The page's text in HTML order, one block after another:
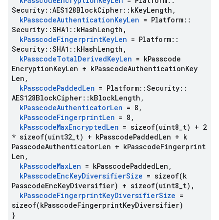
Security::AES128BlockCipher:: kKeyLength ,
kPasscodeAuthenticationKeyLen = Platform::
Security::SHA1 :: kHashLength ,
kPasscodeFingerprintKeyLen = Platform::
Security::SHA1 :: kHashLength ,
kPasscodeTotalDerivedKeyLen = kPasscode
EncryptionKeyLen + kPasscodeAuthenticationKey
Len ,
kPasscodePaddedLen = Platform::Security::
AES128BlockCipher:: kBlockLength ,
kPasscodeAuthenticatorLen = 8 ,
kPasscodeFingerprintLen = 8 ,
kPasscodeMaxEncryptedLen = sizeof(uint8 t) + 2
* sizeof(uint32 t) + kPasscodePaddedLen + k
PasscodeAuthenticatorLen + kPasscodeFingerprint
Len ,
kPasscodeMaxLen = kPasscodePaddedLen ,
kPasscodeEncKeyDiversifierSize = sizeof(k
PasscodeEncKeyDiversifier) + sizeof(uint8 t) ,
kPasscodeFingerprintKeyDiversifierSize =
sizeof(kPasscodeFingerprintKeyDiversifier)
}